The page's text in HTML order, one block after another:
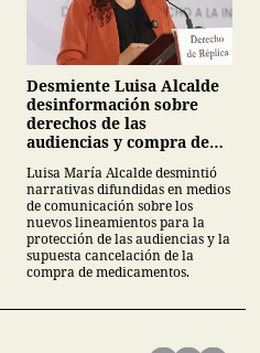
Desmiente Luisa Alcalde
desinformación sobre
derechos de las
audiencias y compra de
Luisa María Alcalde desmintió
narrativas difundidas en medios
de comunicación sobre los
nuevos lineamientos para la
protección de las audiencias y la
supuesta cancelación de la
compra de medicamentos.